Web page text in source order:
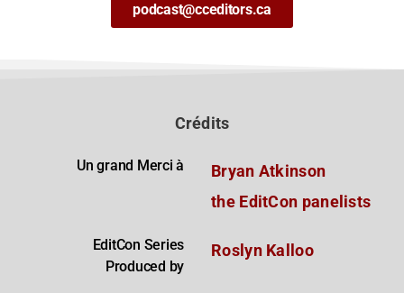
podcast@cceditors.ca
Crédits
Un grand Merci à
Bryan Atkinson
the EditCon panelists
EditCon Series
Produced by
Roslyn Kalloo